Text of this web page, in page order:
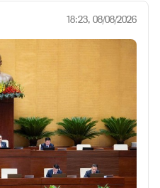
18:23, 08/08/2026